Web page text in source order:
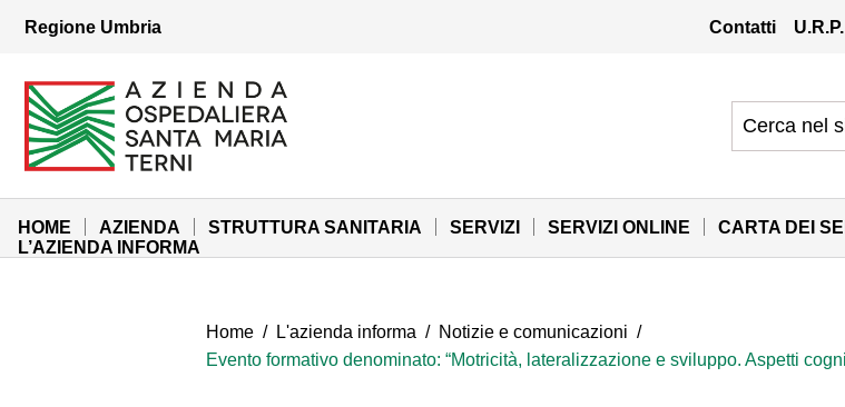
Vai al menu di navigazione
Regione Umbria Contatti U.R.P.
Azienda Ospedaliera Santa Maria di Terni
Sito Istituzionale
HOME AZIENDA STRUTTURA SANITARIA SERVIZI SERVIZI ONLINE CARTA DEI
L’AZIENDA INFORMA
Home / L'azienda informa / Notizie e comunicazioni /
Evento formativo denominato: “Motricità, lateralizzazione e sviluppo. Aspetti